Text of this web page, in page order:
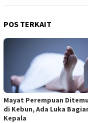
POS TERKAIT
Mayat Perempuan
di Kebun, Ada Luka
Kepala